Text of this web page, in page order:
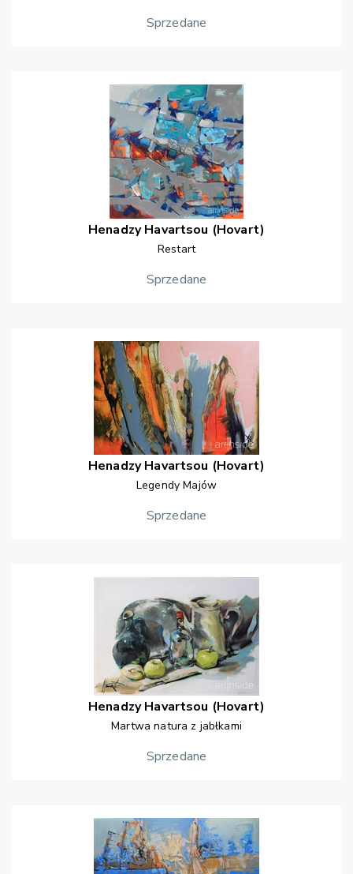
Sprzedane
Henadzy Havartsou (Hovart)
Restart
Sprzedane
Henadzy Havartsou (Hovart)
Legendy Majów
Sprzedane
Henadzy Havartsou (Hovart)
Martwa natura z jabłkami
Sprzedane